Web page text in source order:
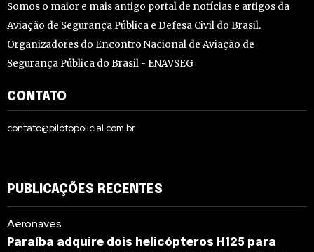
Somos o maior e mais antigo portal de notícias e artigos da
Aviação de Segurança Pública e Defesa Civil do Brasil.
Organizadores do Encontro Nacional de Aviação de
Segurança Pública do Brasil - ENAVSEG
CONTATO
contato@pilotopolicial.com.br
PUBLICAÇÕES RECENTES
Aeronaves
Paraíba adquire dois helicópteros H125 para